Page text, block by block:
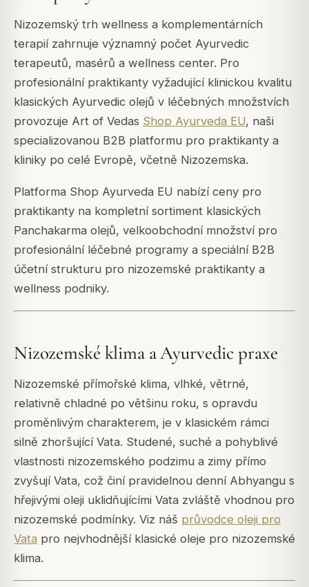
Nizozemský trh wellness a komplementárních
terapií zahrnuje významný počet Ayurvedic
terapeutů, masérů a wellness center. Pro
profesionální praktikanty vyžadující klinickou kvalitu
klasických Ayurvedic olejů v léčebných množstvích
provozuje Art of Vedas Shop Ayurveda EU, naši
specializovanou B2B platformu pro praktikanty a
kliniky po celé Evropě, včetně Nizozemska.
Platforma Shop Ayurveda EU nabízí ceny pro
praktikanty na kompletní sortiment klasických
Panchakarma olejů, velkoobchodní množství pro
profesionální léčebné programy a speciální B2B
účetní strukturu pro nizozemské praktikanty a
wellness podniky.
Nizozemské klima a Ayurvedic praxe
Nizozemské přímořské klima, vlhké, větrné,
relativně chladné po většinu roku, s opravdu
proměnlivým charakterem, je v klasickém rámci
silně zhoršující Vata. Studené, suché a pohyblivé
vlastnosti nizozemského podzimu a zimy přímo
zvyšují Vata, což činí pravidelnou denní Abhyangu s
hřejivými oleji uklidňujícími Vata zvláště vhodnou pro
nizozemské podmínky. Viz náš průvodce oleji pro
Vata pro nejvhodnější klasické oleje pro nizozemské
klima.